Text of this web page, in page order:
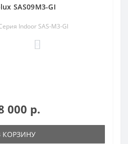
SAS09M3-GI
Indoor SAS-M3-GI
000 р.
КОРЗИНУ